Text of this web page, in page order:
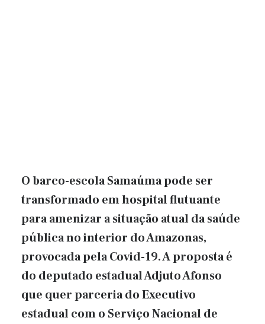
O barco-escola Samaúma pode ser
transformado em hospital flutuante
para amenizar a situação atual da saúde
pública no interior do Amazonas,
provocada pela Covid-19. A proposta é
do deputado estadual Adjuto Afonso
que quer parceria do Executivo
estadual com o Serviço Nacional de